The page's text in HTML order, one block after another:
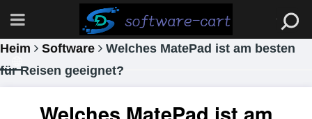
Heim Software
Welches MatePad ist am besten
für Reisen geeignet?